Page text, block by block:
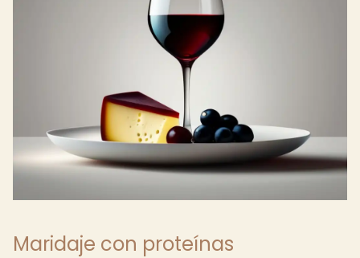
Maridaje con proteínas